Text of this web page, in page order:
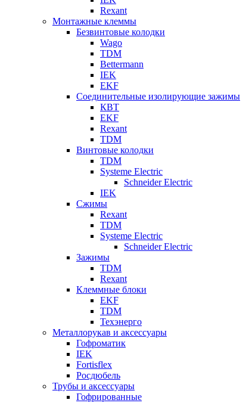
Rexant
Монтажные клеммы
Безвинтовые колодки
Wago
TDM
Bettermann
IEK
EKF
Соединительные изолирующие зажимы
КВТ
EKF
Rexant
TDM
Винтовые колодки
TDM
Systeme Electric
Schneider Electric
IEK
Сжимы
Rexant
TDM
Systeme Electric
Schneider Electric
Зажимы
TDM
Rexant
Клеммные блоки
EKF
TDM
Техэнерго
Металлорукав и аксессуары
Гофроматик
IEK
Fortisflex
Росдюбель
Трубы и аксессуары
Гофрированные